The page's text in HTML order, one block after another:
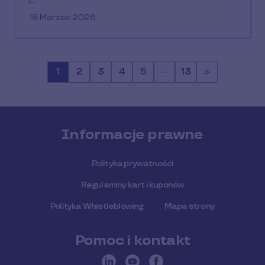
19 Marzec 2026
Strona
1 Strona
2 Strona
3 Strona
4 Strona
5 … Strona
13 >
Informacje prawne
Polityka prywatności
Regulaminy kart i kuponów
Polityka Whistleblowing Mapa strony
Pomoc i kontakt